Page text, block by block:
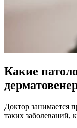
Какие
Доктор занимается
таких заболеваний,